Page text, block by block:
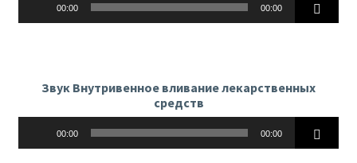
00:00 00:00
Звук Внутривенное вливание лекарственных
средств
00:00 00:00